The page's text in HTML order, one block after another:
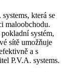
která se
maloobchodu.
systém,
sítě umožňuje
a s
P.V.A. systems.